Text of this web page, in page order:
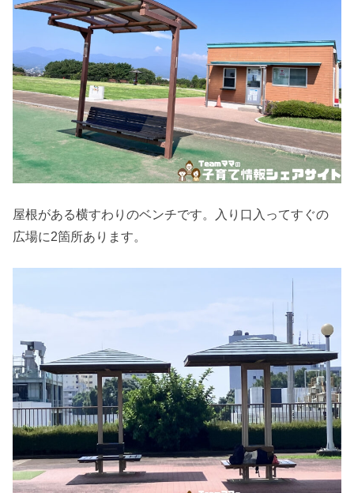
屋根がある横すわりのベンチです。入り口入ってすぐの
広場に2箇所あります。